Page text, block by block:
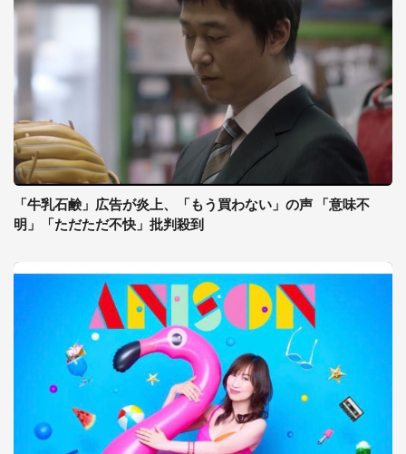
「牛乳石鹸」広告が炎上、「もう買わない」の声 「意味不
明」「ただただ不快」批判殺到